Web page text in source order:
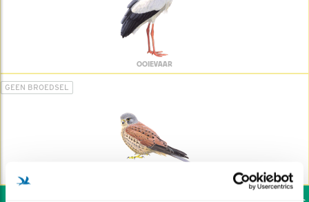
OOIEVAAR
GEEN BROEDSEL